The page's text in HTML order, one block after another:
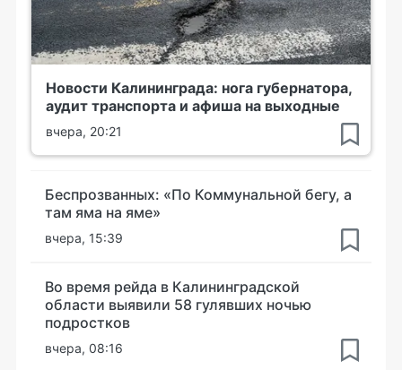
Новости Калининграда: нога губернатора,
аудит транспорта и афиша на выходные
вчера, 20:21
Беспрозванных: «По Коммунальной бегу, а
там яма на яме»
вчера, 15:39
Во время рейда в Калининградской
области выявили 58 гулявших ночью
подростков
вчера, 08:16